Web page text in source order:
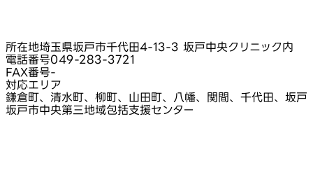
所在地埼玉県坂戸市千代田4-13-3 坂戸中央クリニック内
電話番号049-283-3721
FAX番号-
対応エリア
鎌倉町、清水町、柳町、山田町、八幡、関間、千代田、坂戸
坂戸市中央第三地域包括支援センター